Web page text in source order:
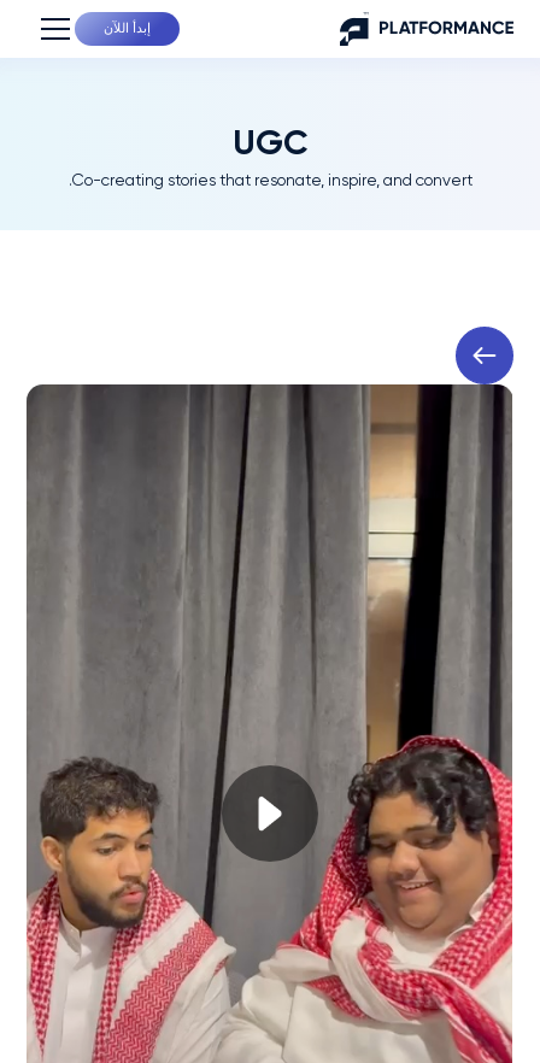
إبدأ اللآن
UGC
Co-creating stories that resonate, inspire, and convert.